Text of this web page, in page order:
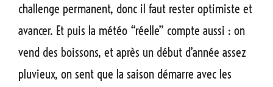
challenge permanent, donc il faut rester optimiste et
avancer. Et puis la météo “réelle” compte aussi : on
vend des boissons, et après un début d’année assez
pluvieux, on sent que la saison démarre avec les